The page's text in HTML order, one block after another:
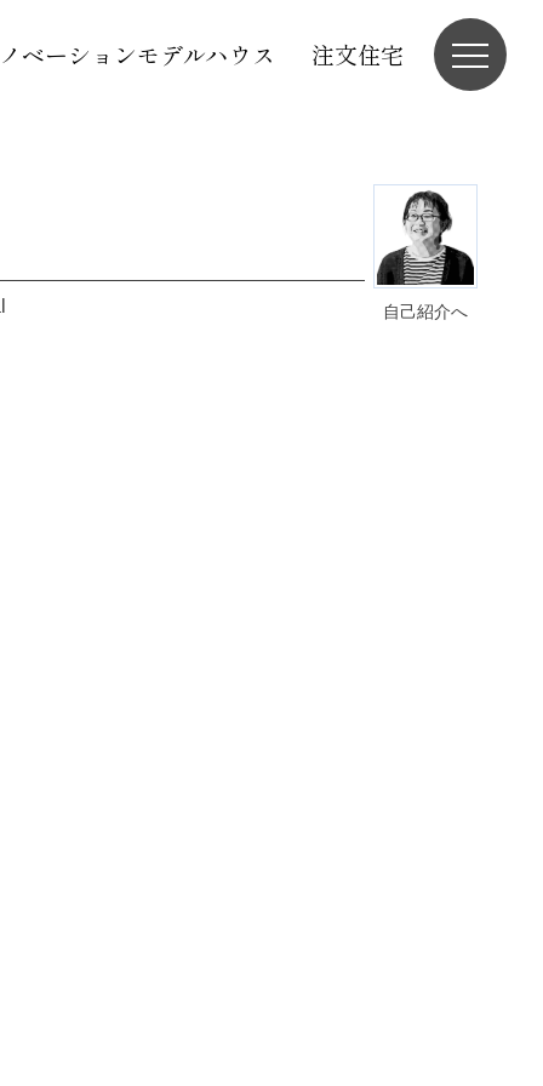
ベーションモデルハウス 注文住宅
自己紹介へ